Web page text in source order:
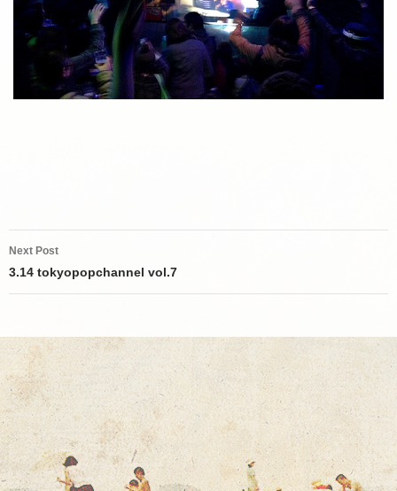
Post
navigation
Next Post
3.14 tokyopopchannel vol.7